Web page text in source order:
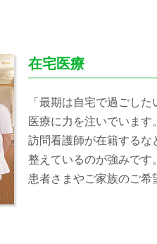
在宅医療
「最期は自宅で過ごし
医療に力を注いでいま
訪問看護師が在籍するな
整えているのが強みです
患者さまやご家族のご希